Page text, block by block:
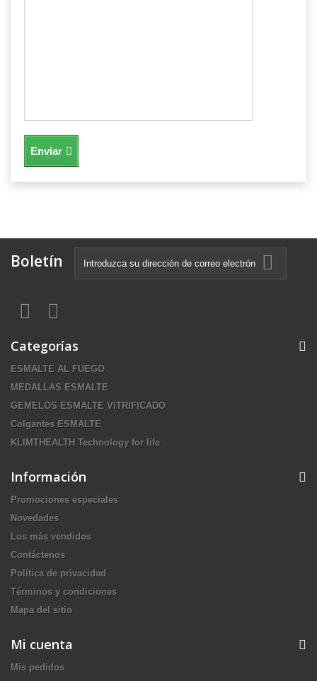
Enviar
Boletín
Categorías
ESMALTE AL FUEGO
MEDALLAS ESMALTE
GEMELOS ESMALTE VITRIFICADO
Colgantes ESMALTE
KLIMTHEALTH Technology for life
Información
Promociones especiales
Novedades
Los más vendidos
Contáctenos
Política de privacidad
Términos y condiciones
Mapa del sitio
Mi cuenta
Mis pedidos